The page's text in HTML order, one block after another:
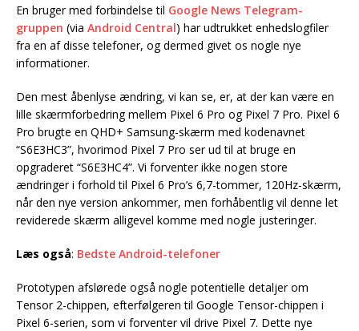
En bruger med forbindelse til Google News Telegram-
gruppen (via Android Central) har udtrukket enhedslogfiler
fra en af disse telefoner, og dermed givet os nogle nye
informationer.
Den mest åbenlyse ændring, vi kan se, er, at der kan være en
lille skærmforbedring mellem Pixel 6 Pro og Pixel 7 Pro. Pixel 6
Pro brugte en QHD+ Samsung-skærm med kodenavnet
“S6E3HC3”, hvorimod Pixel 7 Pro ser ud til at bruge en
opgraderet “S6E3HC4”. Vi forventer ikke nogen store
ændringer i forhold til Pixel 6 Pro’s 6,7-tommer, 120Hz-skærm,
når den nye version ankommer, men forhåbentlig vil denne let
reviderede skærm alligevel komme med nogle justeringer.
Læs også: Bedste Android-telefoner
Prototypen afslørede også nogle potentielle detaljer om
Tensor 2-chippen, efterfølgeren til Google Tensor-chippen i
Pixel 6-serien, som vi forventer vil drive Pixel 7. Dette nye